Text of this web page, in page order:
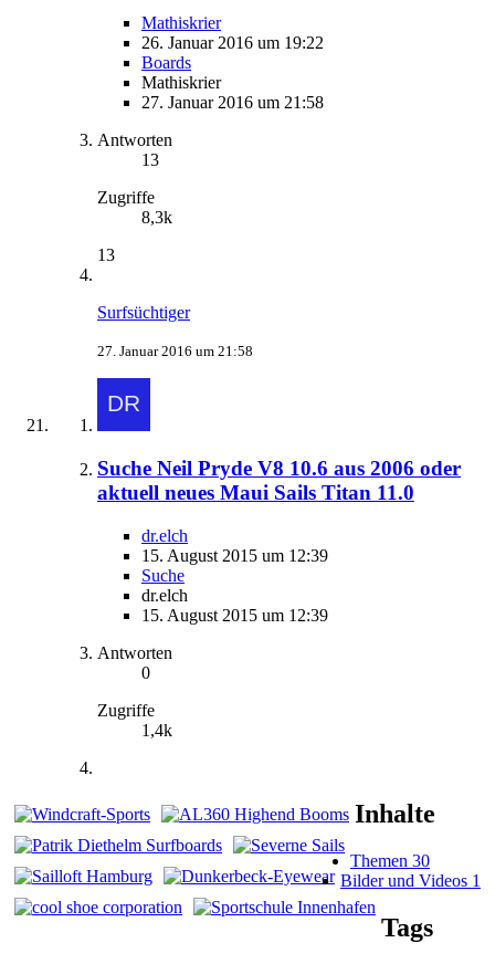
Mathiskrier
26. Januar 2016 um 19:22
Boards
Mathiskrier
27. Januar 2016 um 21:58
Antworten
13
Zugriffe
8,3k
13
Surfsüchtiger
27. Januar 2016 um 21:58
Suche Neil Pryde V8 10.6 aus 2006 oder
aktuell neues Maui Sails Titan 11.0
dr.elch
15. August 2015 um 12:39
Suche
dr.elch
15. August 2015 um 12:39
Antworten
0
Zugriffe
1,4k
Inhalte
Themen 30
Bilder und Videos 1
Tags